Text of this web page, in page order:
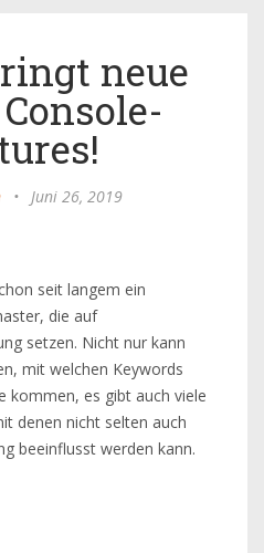
neue
• Juni 26, 2019
seit langem ein
die auf
setzen. Nicht nur kann
mit welchen Keywords
kommen, es gibt auch viele
denen nicht selten auch
beeinflusst werden kann.